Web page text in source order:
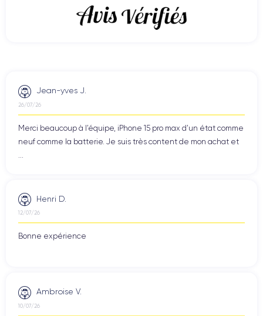
Jean-yves J.
26/07/26
Merci beaucoup à l’équipe, iPhone 15 pro max d’un état comme
neuf comme la batterie. Je suis très content de mon achat et
Henri D.
12/07/26
Bonne expérience
Ambroise V.
10/07/26